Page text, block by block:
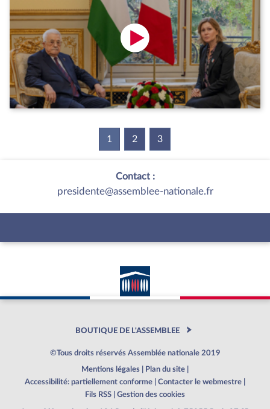
1 (current)
2 3
Contact :
presidente@assemblee-nationale.fr
BOUTIQUE DE L'ASSEMBLEE
©Tous droits réservés Assemblée nationale 2019
Mentions légales Plan du site
Accessibilité: partiellement conforme
Contacter le webmestre
Fils RSS
Gestion des cookies